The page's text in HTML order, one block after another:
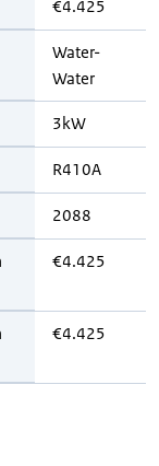
€4.425
Water-
Water
3kW
R410A
2088
€4.425
€4.425